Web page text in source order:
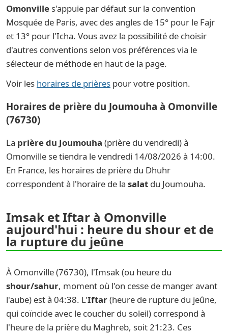
Omonville s'appuie par défaut sur la convention
Mosquée de Paris, avec des angles de 15° pour le Fajr
et 13° pour l'Icha. Vous avez la possibilité de choisir
d'autres conventions selon vos préférences via le
sélecteur de méthode en haut de la page.
Voir les horaires de prières pour votre position.
Horaires de prière du Joumouha à Omonville
(76730)
La prière du Joumouha (prière du vendredi) à
Omonville se tiendra le vendredi 14/08/2026 à 14:00.
En France, les horaires de prière du Dhuhr
correspondent à l'horaire de la salat du Joumouha.
Imsak et Iftar à Omonville
aujourd'hui : heure du shour et de
la rupture du jeûne
À Omonville (76730), l'Imsak (ou heure du
shour/sahur, moment où l'on cesse de manger avant
l'aube) est à 04:38. L'Iftar(heure de rupture du jeûne,
qui coïncide avec le coucher du soleil) correspond à
l'heure de la prière du Maghreb, soit 21:23. Ces